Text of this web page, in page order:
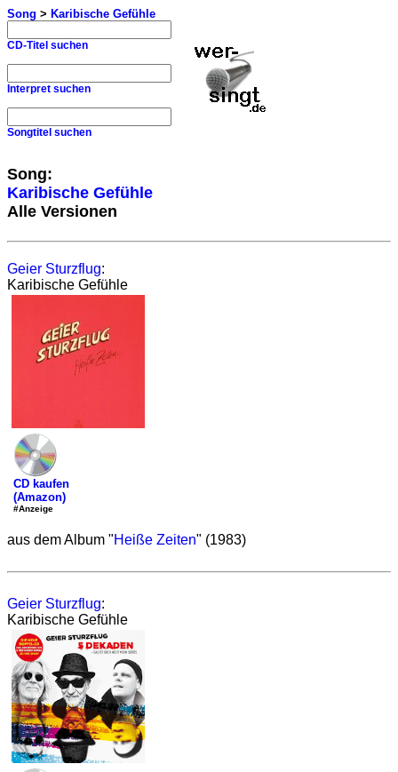
Song > Karibische Gefühle
CD-Titel suchen
Interpret suchen
Songtitel suchen
Song:
Karibische Gefühle
Alle Versionen
Geier Sturzflug:
Karibische Gefühle
CD kaufen
(Amazon)
#Anzeige
aus dem Album "Heiße Zeiten" (1983)
Geier Sturzflug:
Karibische Gefühle